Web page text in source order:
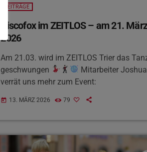
BEITRÄGE
Discofox im ZEITLOS – am 21. März
2026
Am 21.03. wird im ZEITLOS Trier das
geschwungen
Mitarbeiter Joshua
verrät uns mehr zum Event:
today 13. MÄRZ 2026 79